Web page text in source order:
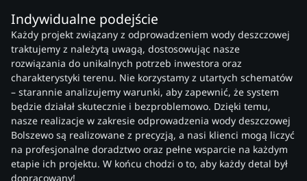
Indywidualne podejście
Każdy projekt związany z odprowadzeniem wody deszczowej
traktujemy z należytą uwagą, dostosowując nasze
rozwiązania do unikalnych potrzeb inwestora oraz
charakterystyki terenu. Nie korzystamy z utartych schematów
– starannie analizujemy warunki, aby zapewnić, że system
będzie działał skutecznie i bezproblemowo. Dzięki temu,
nasze realizacje w zakresie odprowadzenia wody deszczowej
Bolszewo są realizowane z precyzją, a nasi klienci mogą liczyć
na profesjonalne doradztwo oraz pełne wsparcie na każdym
etapie ich projektu. W końcu chodzi o to, aby każdy detal był
dopracowany!